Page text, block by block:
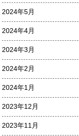
2024年5月
2024年4月
2024年3月
2024年2月
2024年1月
2023年12月
2023年11月